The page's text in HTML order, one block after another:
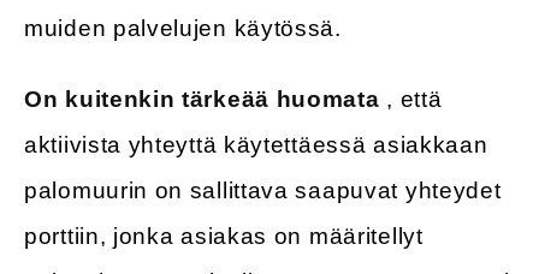
muiden palvelujen käytössä.
On kuitenkin tärkeää huomata , että
aktiivista yhteyttä käytettäessä asiakkaan
palomuurin on sallittava saapuvat yhteydet
porttiin, jonka asiakas on määritellyt